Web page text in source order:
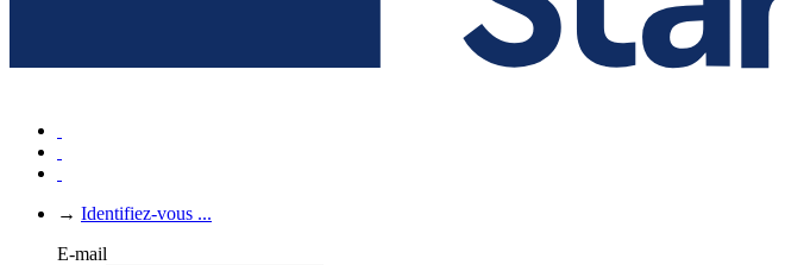
→ Identifiez-vous ...
E-mail